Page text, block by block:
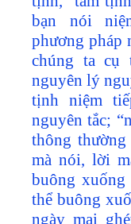
bạn nói
phương pháp
chúng ta cụ
nguyên lý
tịnh niệm
nguyên tắc;
thông
mà nói, lời
buông xuống
thể buông
ngày mai